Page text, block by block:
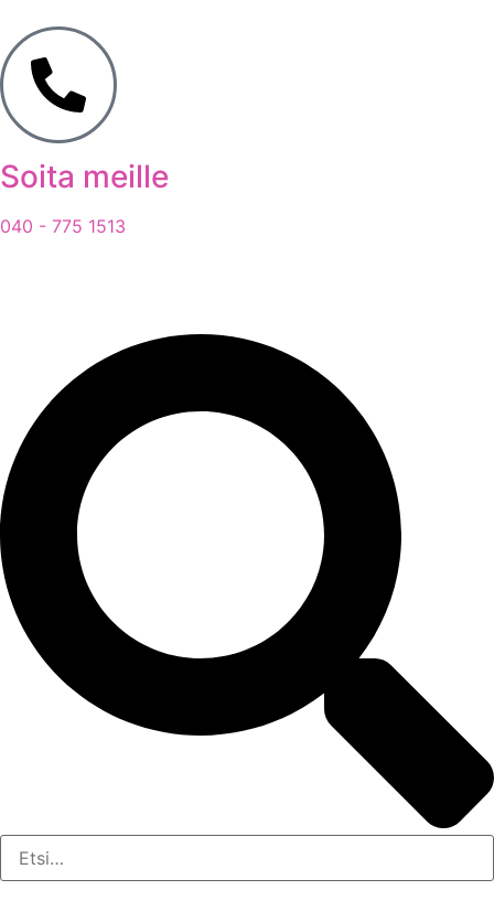
Soita meille
040 - 775 1513